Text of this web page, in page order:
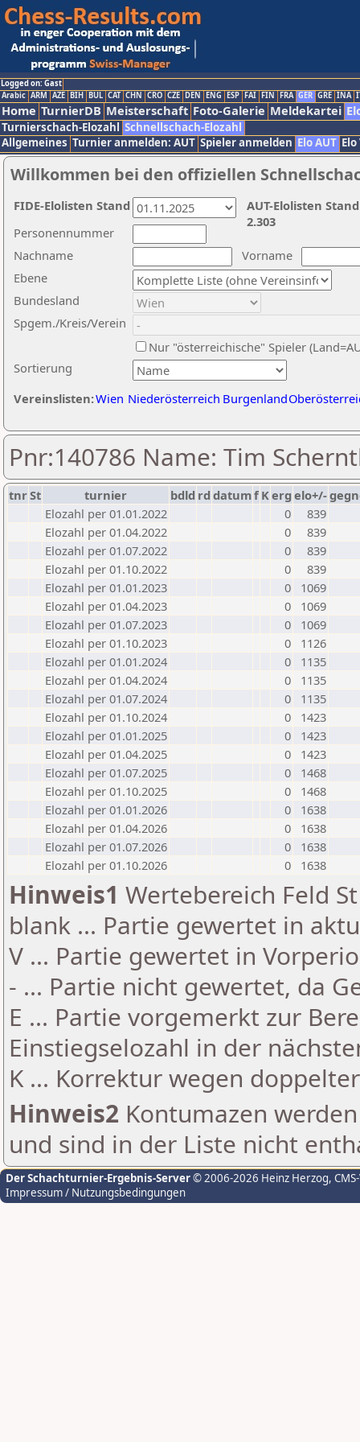
Logged on: Gast
Arabic ARM AZE BIH BUL CAT CHN CRO CZE DEN ENG ESP FAI FIN FRA GER GRE INA
Home TurnierDB Meisterschaft Foto-Galerie Meldekartei
Turnierschach-Elozahl Schnellschach-Elozahl
Allgemeines Turnier anmelden: AUT Spieler anmelden Elo AUT
Willkommen bei den offiziellen
Nachname
Vorname
Ebene
Sortierung
Personennummer
Bundesland
Spgem./Kreis/Verein
Nur "österreichische" Spieler
Vereinslisten:Wien Niederösterreich Burgenland
AUT-Elolisten
2.303
FIDE-Elolisten Stand
Pnr:140786 Name: Tim
tnrSt turnier bdld rd datumf Kerg elo+/-
Elozahl per 01.01.2022
0
839
Elozahl per 01.04.2022
0
839
Elozahl per 01.07.2022
0
839
Elozahl per 01.10.2022
0
839
Elozahl per 01.01.2023
0
1069
Elozahl per 01.04.2023
0
1069
Elozahl per 01.07.2023
0
1069
Elozahl per 01.10.2023
0
1126
Elozahl per 01.01.2024
0
1135
Elozahl per 01.04.2024
0
1135
Elozahl per 01.07.2024
0
1135
Elozahl per 01.10.2024
0
1423
Elozahl per 01.01.2025
0
1423
Elozahl per 01.04.2025
0
1423
Elozahl per 01.07.2025
0
1468
Elozahl per 01.10.2025
0
1468
Elozahl per 01.01.2026
0
1638
Elozahl per 01.04.2026
0
1638
Elozahl per 01.07.2026
0
1638
Elozahl per 01.10.2026
0 1638
Hinweis1 Wertebereich Feld
blank ... Partie gewertet in
V ... Partie gewertet in
- ... Partie nicht gewertet, da
E ... Partie vorgemerkt zur
Einstiegselozahl in der
K ... Korrektur wegen
Hinweis2 Kontumazen
und sind in der Liste nicht
Der Schachturnier-Ergebnis-Server© 2006-2026 Heinz Herzog,
Impressum / Nutzungsbedingungen